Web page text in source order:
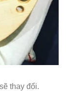
thay đổi.